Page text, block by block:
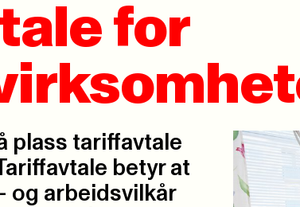
for
plass tariffavtale
betyr at
og arbeidsvilkår